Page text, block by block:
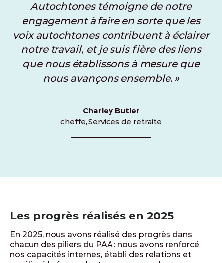
Autochtones témoigne de notre
engagement à faire en sorte que les
voix autochtones contribuent à éclairer
notre travail, et je suis fière des liens
que nous établissons à mesure que
nous avançons ensemble. »
Charley Butler
cheffe, Services de retraite
Les progrès réalisés en 2025
En 2025, nous avons réalisé des progrès dans
chacun des piliers du PAA : nous avons renforcé
nos capacités internes, établi des relations et